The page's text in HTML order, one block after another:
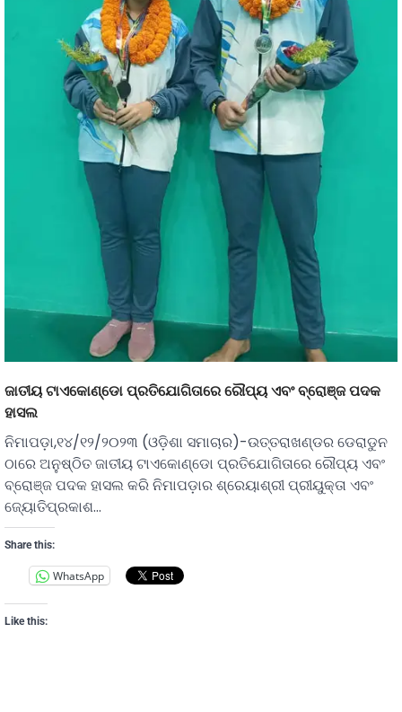
ଜାତୀୟ ଟାଏକୋଣ୍ଡୋ ପ୍ରତିଯୋଗିତାରେ ରୌପ୍ୟ ଏବଂ ବ୍ରୋଞ୍ଜ ପଦକ
ହାସଲ
ନିମାପଡ଼ା,୧୪/୧୨/୨୦୨୩ (ଓଡ଼ିଶା ସମାଚାର)-ଉତ୍ତରାଖଣ୍ଡର ଡେରାଡୁନ
ଠାରେ ଅନୁଷ୍ଠିତ ଜାତୀୟ ଟାଏକୋଣ୍ଡୋ ପ୍ରତିଯୋଗିତାରେ ରୌପ୍ୟ ଏବଂ
ବ୍ରୋଞ୍ଜ ପଦକ ହାସଲ କରି ନିମାପଡ଼ାର ଶ୍ରେୟାଶ୍ରୀ ପ୍ରୀୟୁକ୍ତା ଏବଂ
ଜ୍ୟୋତିପ୍ରକାଶ…
Share this:
WhatsApp
Like this: